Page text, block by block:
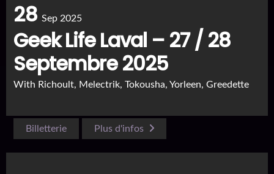
28 Sep 2025
Geek Life Laval – 27 / 28
Septembre 2025
With Richoult, Melectrik, Tokousha, Yorleen, Greedette
Billetterie Plus d'infos